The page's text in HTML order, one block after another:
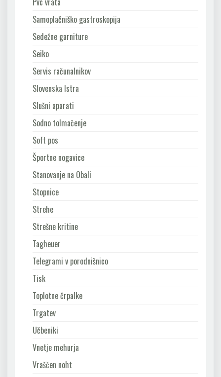
Samoplačniško gastroskopija
Sedežne garniture
Seiko
Servis računalnikov
Slovenska Istra
Slušni aparati
Sodno tolmačenje
Soft pos
Športne nogavice
Stanovanje na Obali
Stopnice
Strehe
Strešne kritine
Tagheuer
Telegrami v porodnišnico
Tisk
Toplotne črpalke
Trgatev
Učbeniki
Vnetje mehurja
Vraščen noht